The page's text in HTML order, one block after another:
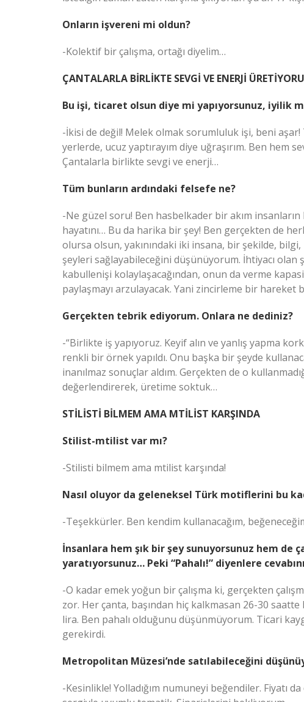
Onların işvereni mi oldun?
-Kolektif bir çalışma, ortağı diyelim…
ÇANTALARLA BİRLİKTE SEVGİ VE ENERJİ
Bu işi, ticaret olsun diye mi yapıyorsunuz, iyilik
-İkisi de değil! Melek olmak sorumluluk işi, beni
yerlerde, ucuz yaptırayım diye uğraşırım. Ben hem
Çantalarla birlikte sevgi ve enerji…
Tüm bunların ardındaki felsefe ne?
-Ne güzel soru! Ben hasbelkader bir akım
hayatını… Bu da harika bir şey! Ben gerçekten de
olursa olsun, yakınındaki iki insana, bir şekilde,
şeyleri sağlayabileceğini düşünüyorum. İhtiyacı olan
kabullenişi kolaylaşacağından, onun da verme
paylaşmayı arzulayacak. Yani zincirleme bir hareket
Gerçekten tebrik ediyorum. Onlara ne dediniz?
-“Birlikte iş yapıyoruz. Keyif alın ve yanlış yapma
renkli bir örnek yapıldı. Onu başka bir şeyde
inanılmaz sonuçlar aldım. Gerçekten de o
değerlendirerek, üretime soktuk…
STİLİSTİ BİLMEM AMA MTİLİST KARŞINDA
Stilist-mtilist var mı?
-Stilisti bilmem ama mtilist karşında!
Nasıl oluyor da geleneksel Türk motiflerini bu
-Teşekkürler. Ben kendim kullanacağım,
İnsanlara hem şık bir şey sunuyorsunuz hem de
yaratıyorsunuz… Peki “Pahalı!” diyenlere
-O kadar emek yoğun bir çalışma ki, gerçekten
zor. Her çanta, başından hiç kalkmasan 26-30
lira. Ben pahalı olduğunu düşünmüyorum. Ticari
gerekirdi.
Metropolitan Müzesi’nde satılabileceğini
-Kesinlikle! Yolladığım numuneyi beğendiler. Fiyatı